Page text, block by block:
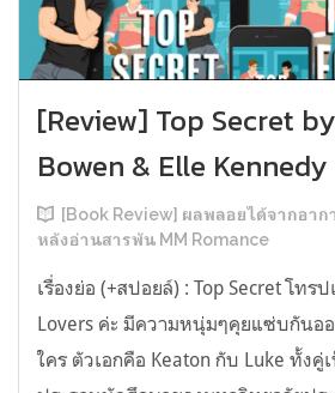
[Review] Top Secret
Bowen & Elle Kennedy
[Book Review] ผลพลอยได้จากอา
หลังอ่านสารพัน MM Romance
เรื่องย่อ (+สปอยล์) : Top Secret โทร
Lovers ค่ะ มีความหนุ่มๆคุยแซ่บกันอ
ใคร ตัวเอกคือ Keaton กับ Luke ทั้ง